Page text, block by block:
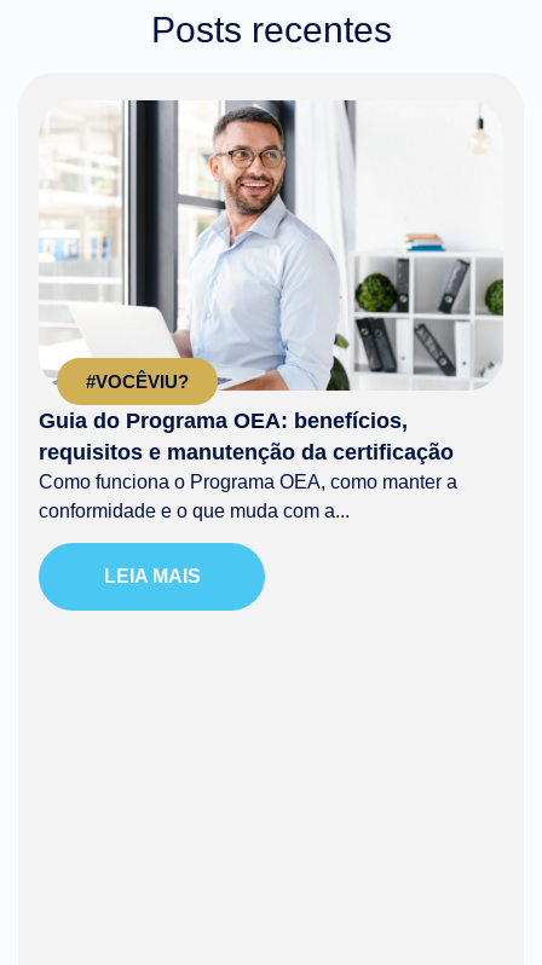
Posts recentes
#VOCÊVIU?
Guia do Programa OEA: benefícios,
requisitos e manutenção da certificação
Como funciona o Programa OEA, como manter a
conformidade e o que muda com a...
LEIA MAIS